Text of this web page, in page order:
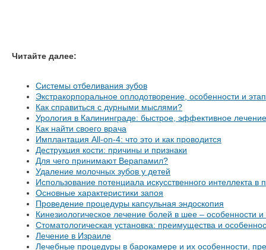
Читайте далее:
Системы отбеливания зубов
Экстракорпоральное оплодотворение, особенности и
Как справиться с дурными мыслями?
Урология в Калининграде: быстрое, эффективное
Как найти своего врача
Имплантация All-on-4: что это и как проводится
Деструкция кости: причины и признаки
Для чего принимают Верапамил?
Удаление молочных зубов у детей
Использование потенциала искусственного интеллекта
Основные характеристики запоя
Проведение процедуры капсульная эндоскопия
Кинезиологическое лечение болей в шее – особенности
Стоматологическая установка: преимущества и
Лечение в Израиле
Лечебные процедуры в барокамере и их особенности,